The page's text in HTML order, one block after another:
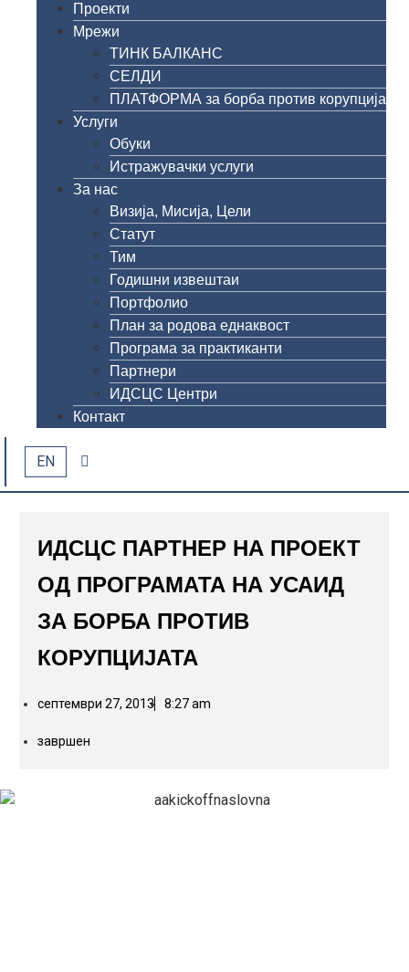
Проекти
Мрежи
ТИНК БАЛКАНС
СЕЛДИ
ПЛАТФОРМА за борба против корупција
Услуги
Обуки
Истражувачки услуги
За нас
Визија, Мисија, Цели
Статут
Тим
Годишни извештаи
Портфолио
План за родова еднаквост
Програма за практиканти
Партнери
ИДСЦС Центри
Контакт
EN
ИДСЦС ПАРТНЕР НА ПРОЕКТ
ОД ПРОГРАМАТА НА УСАИД
ЗА БОРБА ПРОТИВ
КОРУПЦИЈАТА
септември 27, 2013 8:27 am
завршен